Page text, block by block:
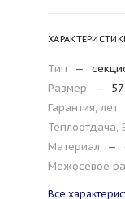
Тип —
Размер
—
Гарантия, лет
Теплоотдача,
Материал
—
Межосевое
Все